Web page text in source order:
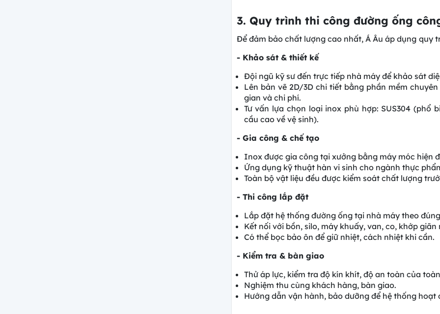
3. Quy trình thi công đường ống
Để đảm bảo chất lượng cao nhất, Á Âu áp dụng quy
- Khảo sát & thiết kế
Đội ngũ kỹ sư đến trực tiếp nhà máy để khảo sát
Lên bản vẽ 2D/3D chi tiết bằng phần mềm
gian và chi phí.
Tư vấn lựa chọn loại inox phù hợp: SUS304 (phổ
cầu cao về vệ sinh).
- Gia công & chế tạo
Inox được gia công tại xưởng bằng máy móc hiện
Ứng dụng kỹ thuật hàn vi sinh cho ngành thực
Toàn bộ vật liệu đều được kiểm soát chất lượng
- Thi công lắp đặt
Lắp đặt hệ thống đường ống tại nhà máy theo
Kết nối với bồn, silo, máy khuấy, van, co, khớp
Có thể bọc bảo ôn để giữ nhiệt, cách nhiệt khi cần.
- Kiểm tra & bàn giao
Thử áp lực, kiểm tra độ kín khít, độ an toàn của
Nghiệm thu cùng khách hàng, bàn giao.
Hướng dẫn vận hành, bảo dưỡng để hệ thống hoạt